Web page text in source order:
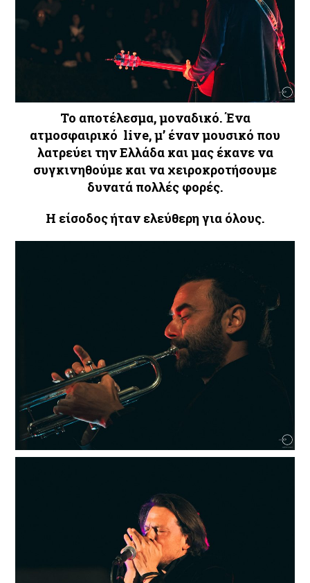
Το αποτέλεσμα, μοναδικό. Ένα
ατμοσφαιρικό live, μ’ έναν μουσικό που
λατρεύει την Ελλάδα και μας έκανε να
συγκινηθούμε και να χειροκροτήσουμε
δυνατά πολλές φορές.
Η είσοδος ήταν ελεύθερη για όλους.